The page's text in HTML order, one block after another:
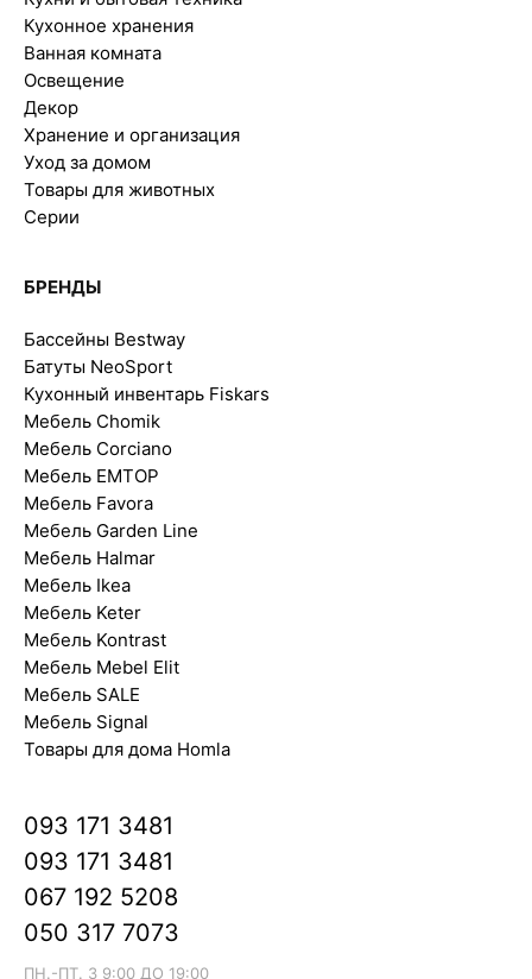
Кухонное хранения
Ванная комната
Освещение
Декор
Хранение и организация
Уход за домом
Товары для животных
Серии
БРЕНДЫ
Бассейны Bestway
Батуты NeoSport
Кухонный инвентарь Fiskars
Мебель Chomik
Мебель Corciano
Мебель EMTOP
Мебель Favora
Мебель Garden Line
Мебель Halmar
Мебель Ikea
Мебель Keter
Мебель Kontrast
Мебель Mebel Elit
Мебель SALE
Мебель Signal
Товары для дома Homla
093 171 3481
093 171 3481
067 192 5208
050 317 7073
ПН.-ПТ. З 9:00 ДО 19:00